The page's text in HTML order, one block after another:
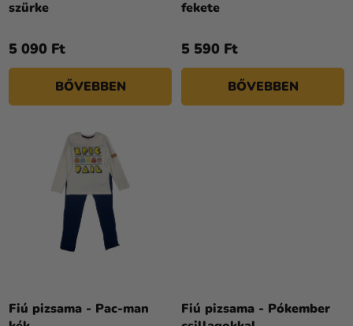
É
E
szürke
5 090 Ft
BŐVEBBEN
fekete
5 590 Ft
BŐVEBBEN
Fiú pizsama - Pac-man
Fiú pizsama - Pókember